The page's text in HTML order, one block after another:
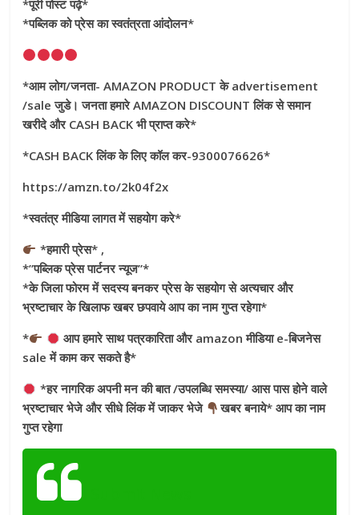
*पूरी पोस्ट पढ़े*
*पब्लिक को प्रेस का स्वतंत्रता आंदोलन*
*आम लोग/जनता- AMAZON PRODUCT के advertisement
/sale जुडे। जनता हमारे AMAZON DISCOUNT लिंक से समान
खरीदे और CASH BACK भी प्राप्त करे*
*CASH BACK लिंक के लिए कॉल कर-9300076626*
https://amzn.to/2k04f2x
*स्वतंत्र मीडिया लागत में सहयोग करे*
*हमारी प्रेस* ,
*”पब्लिक प्रेस पार्टनर न्यूज”*
*के जिला फोरम में सदस्य बनकर प्रेस के सहयोग से अत्यचार और
भ्रष्टाचार के खिलाफ खबर छपवाये आप का नाम गुप्त रहेगा*
*
आप हमारे साथ पत्रकारिता और amazon मीडिया e-बिजनेस
sale में काम कर सकते है*
*हर नागरिक अपनी मन की बात /उपलब्धि समस्या/ आस पास होने वाले
भ्रष्टाचार भेजे और सीधे लिंक में जाकर भेजे
खबर बनाये* आप का नाम
गुप्त रहेगा